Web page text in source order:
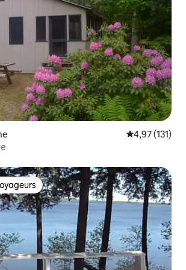
Note
4,97 (131)